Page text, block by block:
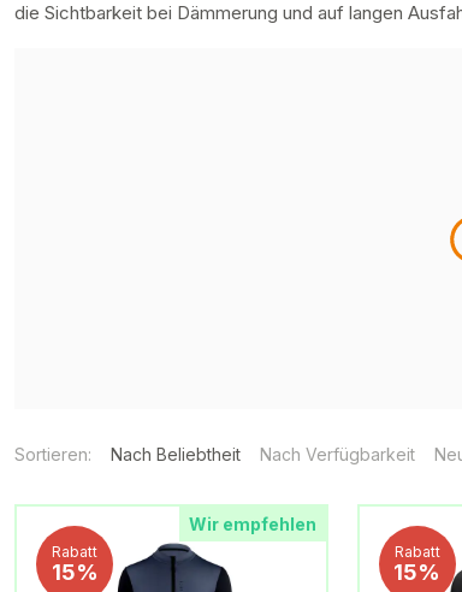
die Sichtbarkeit bei Dämmerung und auf langen
Sortieren: Nach Beliebtheit Nach Verfügbarkeit
Wir empfehlen
Rabatt
15%
Rabatt
15%